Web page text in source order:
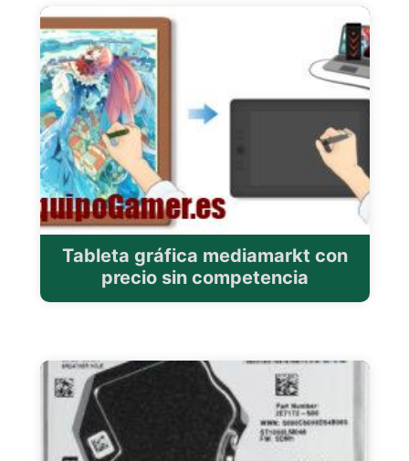
Tableta gráfica mediamarkt con
precio sin competencia